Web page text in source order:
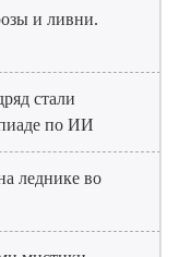
и ливни.
стали
по ИИ
леднике во